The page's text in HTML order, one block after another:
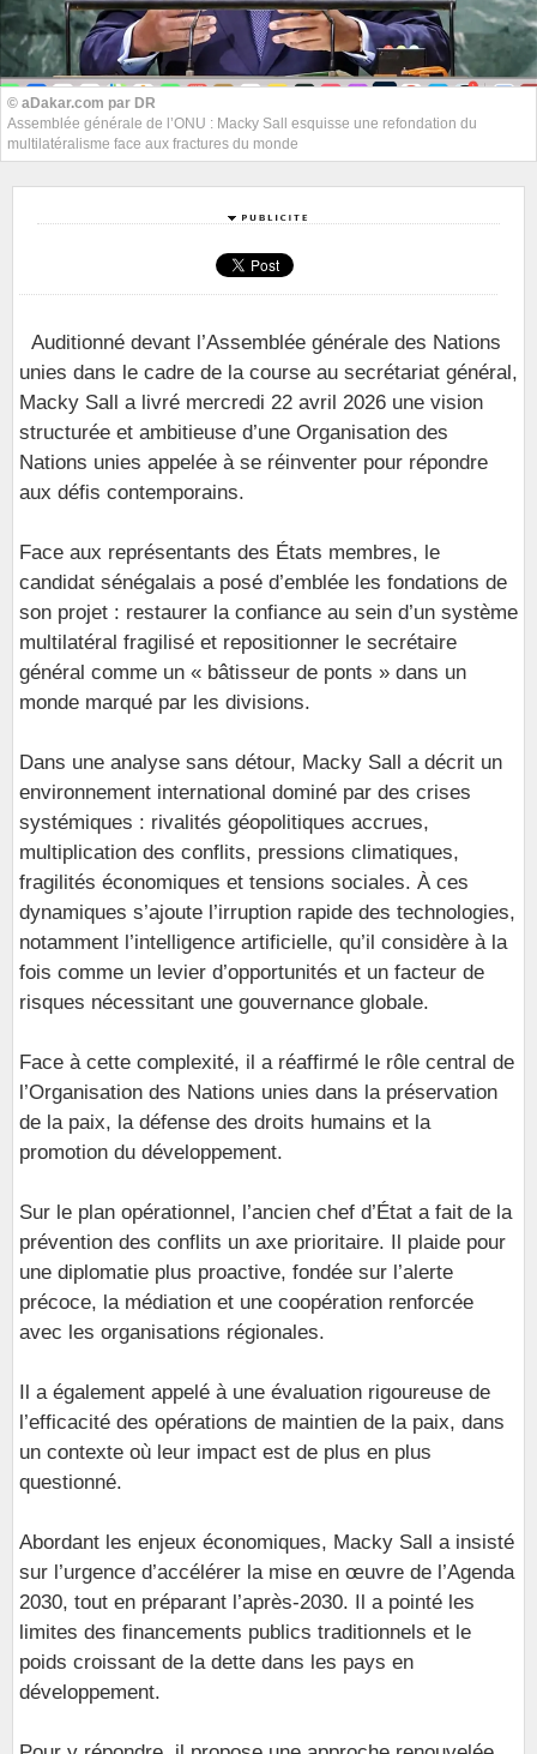
© aDakar.com par DR
Assemblée générale de l’ONU : Macky Sall esquisse une refondation du
multilatéralisme face aux fractures du monde
Auditionné devant l’Assemblée générale des Nations
unies dans le cadre de la course au secrétariat général,
Macky Sall a livré mercredi 22 avril 2026 une vision
structurée et ambitieuse d’une Organisation des
Nations unies appelée à se réinventer pour répondre
aux défis contemporains.
Face aux représentants des États membres, le
candidat sénégalais a posé d’emblée les fondations de
son projet : restaurer la confiance au sein d’un système
multilatéral fragilisé et repositionner le secrétaire
général comme un « bâtisseur de ponts » dans un
monde marqué par les divisions.
Dans une analyse sans détour, Macky Sall a décrit un
environnement international dominé par des crises
systémiques : rivalités géopolitiques accrues,
multiplication des conflits, pressions climatiques,
fragilités économiques et tensions sociales. À ces
dynamiques s’ajoute l’irruption rapide des technologies,
notamment l’intelligence artificielle, qu’il considère à la
fois comme un levier d’opportunités et un facteur de
risques nécessitant une gouvernance globale.
Face à cette complexité, il a réaffirmé le rôle central de
l’Organisation des Nations unies dans la préservation
de la paix, la défense des droits humains et la
promotion du développement.
Sur le plan opérationnel, l’ancien chef d’État a fait de la
prévention des conflits un axe prioritaire. Il plaide pour
une diplomatie plus proactive, fondée sur l’alerte
précoce, la médiation et une coopération renforcée
avec les organisations régionales.
Il a également appelé à une évaluation rigoureuse de
l’efficacité des opérations de maintien de la paix, dans
un contexte où leur impact est de plus en plus
questionné.
Abordant les enjeux économiques, Macky Sall a insisté
sur l’urgence d’accélérer la mise en œuvre de l’Agenda
2030, tout en préparant l’après-2030. Il a pointé les
limites des financements publics traditionnels et le
poids croissant de la dette dans les pays en
développement.